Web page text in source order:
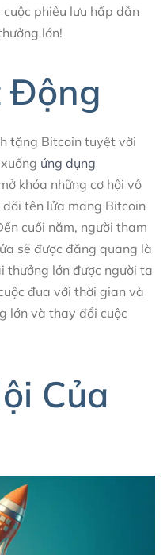
phiêu lưu hấp dẫn
lớn!
Động
tặng Bitcoin tuyệt vời
ứng dụng
khóa những cơ hội vô
tên lửa mang Bitcoin
cuối năm, người tham
sẽ được đăng quang là
thưởng lớn được người ta
đua với thời gian và
lớn và thay đổi cuộc
Của